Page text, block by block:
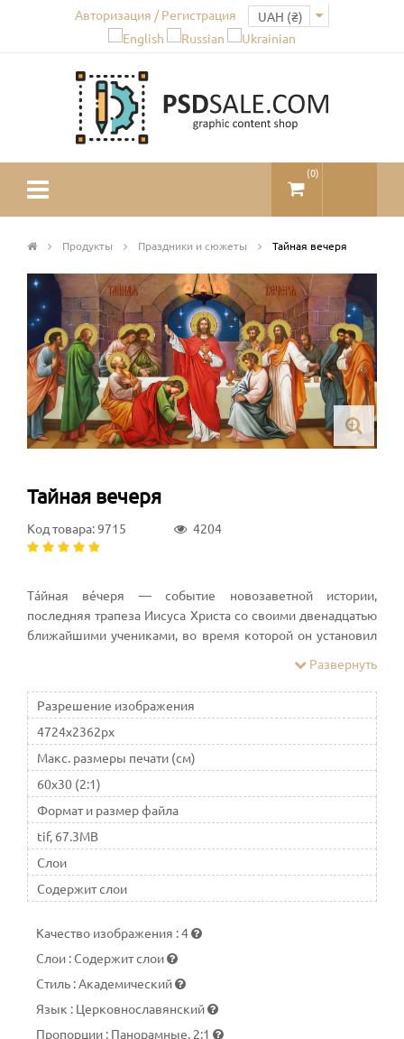
Авторизация / Регистрация
(0)
Продукты Праздники и сюжеты Тайная вечеря
Тайная вечеря
Код товара: 9715 4204
Тáйная вéчеря — событие новозаветной истории,
последняя трапеза Иисуса Христа со своими двенадцатью
ближайшими учениками, во время которой он установил
христианской любви, предсказал предательство одного из
учеников и будущие судьбы христианской церкви и всего
мира
Развернуть
Разрешение изображения
4724x2362px
Макс. размеры печати (см)
60x30 (2:1)
Формат и размер файла
tif, 67.3MB
Слои
Содержит слои
Качество изображения :4
Слои :Содержит слои
Стиль : Академический
Язык : Церковнославянский
Пропорции : Панорамные, 2:1